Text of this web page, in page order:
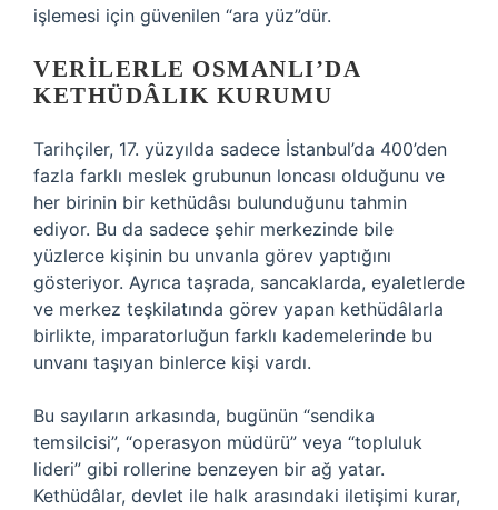
işlemesi için güvenilen “ara yüz”dür.
VERILERLE OSMANLI’DA
KETHÜDÂLIK KURUMU
Tarihçiler, 17. yüzyılda sadece İstanbul’da 400’den
fazla farklı meslek grubunun loncası olduğunu ve
her birinin bir kethüdâsı bulunduğunu tahmin
ediyor. Bu da sadece şehir merkezinde bile
yüzlerce kişinin bu unvanla görev yaptığını
gösteriyor. Ayrıca taşrada, sancaklarda, eyaletlerde
ve merkez teşkilatında görev yapan kethüdâlarla
birlikte, imparatorluğun farklı kademelerinde bu
unvanı taşıyan binlerce kişi vardı.
Bu sayıların arkasında, bugünün “sendika
temsilcisi”, “operasyon müdürü” veya “topluluk
lideri” gibi rollerine benzeyen bir ağ yatar.
Kethüdâlar, devlet ile halk arasındaki iletişimi kurar,